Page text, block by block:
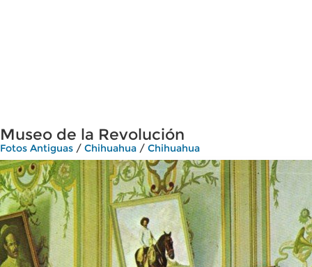
Museo de la Revolución
Fotos Antiguas / Chihuahua / Chihuahua